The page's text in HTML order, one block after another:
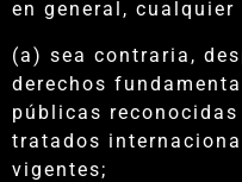
en general,
(a) sea contraria,
derechos
públicas
tratados
vigentes;